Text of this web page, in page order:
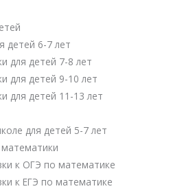
детей 6-7 лет
для детей 7-8 лет
для детей 9-10 лет
для детей 11-13 лет
для детей 5-7 лет
к ОГЭ по математике
к ЕГЭ по математике